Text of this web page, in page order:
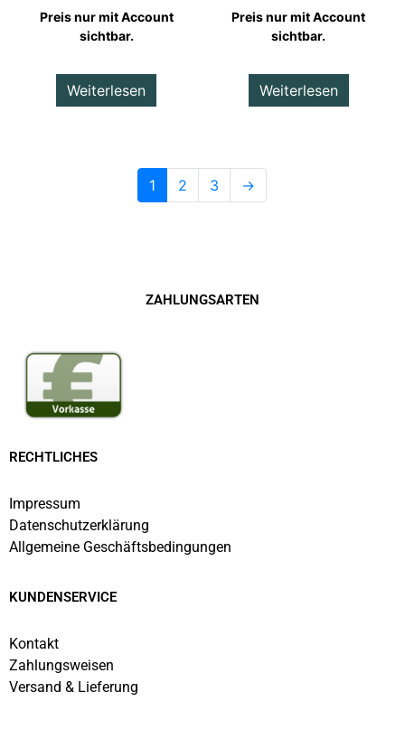
Preis nur mit Account
sichtbar.
Weiterlesen
Preis nur mit Account
sichtbar.
Weiterlesen
1 2 3 →
ZAHLUNGSARTEN
RECHTLICHES
Impressum
Datenschutzerklärung
Allgemeine Geschäftsbedingungen
KUNDENSERVICE
Kontakt
Zahlungsweisen
Versand & Lieferung